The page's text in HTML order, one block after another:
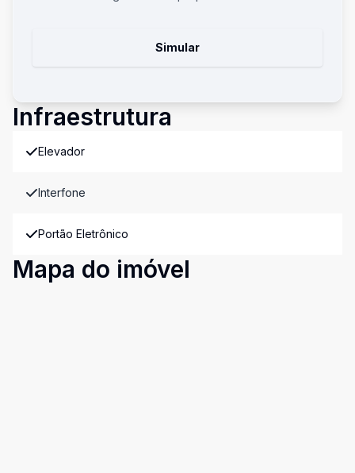
Simular
Infraestrutura
Elevador
Interfone
Portão Eletrônico
Mapa do imóvel